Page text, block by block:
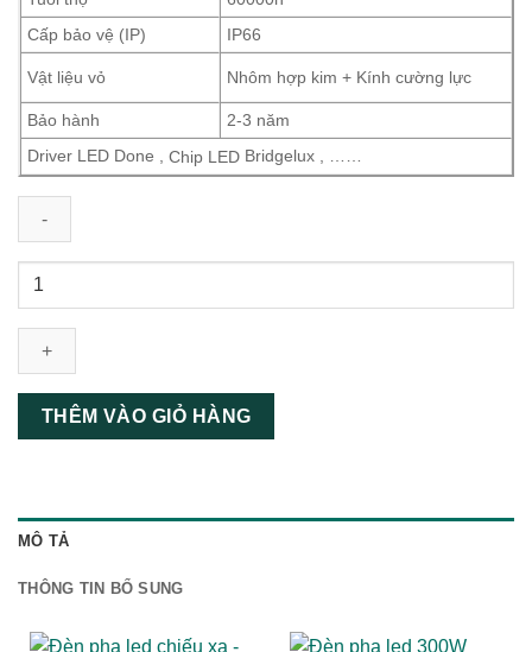
Cấp bảo vệ (IP)
IP66
Vật liệu vỏ Nhôm hợp kim + Kính cường lực
Bảo hành
2-3 năm
Driver LED Done , Chip LED Bridgelux , ……
Đèn
led
300W
chiếu
xa
THÊM VÀO GIỎ HÀNG
MÔ TẢ
THÔNG TIN BỔ SUNG